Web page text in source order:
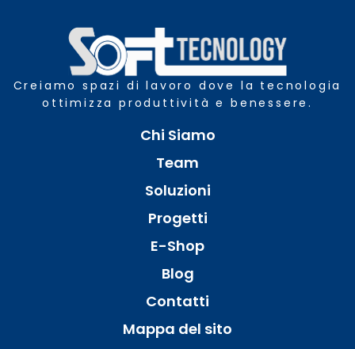
Creiamo spazi di lavoro dove la tecnologia
ottimizza produttività e benessere.
Chi Siamo
Team
Soluzioni
Progetti
E-Shop
Blog
Contatti
Mappa del sito